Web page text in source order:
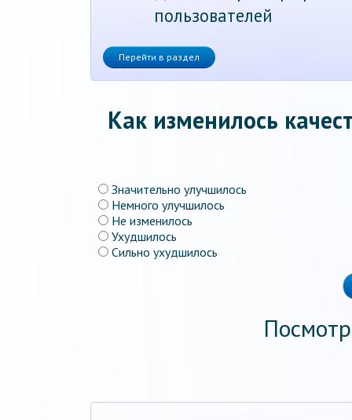
пользователей
Перейти в раздел
Как изменилось
Значительно улучшилось
Немного улучшилось
Не изменилось
Ухудшилось
Сильно ухудшилось